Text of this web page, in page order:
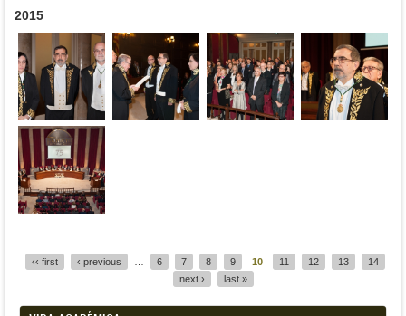
2015
‹‹ first ‹ previous 6 7 8 9 10 11 12 13
14
next › last »